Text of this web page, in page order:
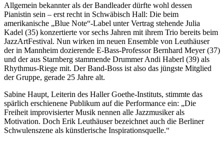
Allgemein bekannter als der Bandleader dürfte wohl dessen
Pianistin sein – erst recht in Schwäbisch Hall: Die beim
amerikanische „Blue Note“-Label unter Vertrag stehende Julia
Kadel (35) konzertierte vor sechs Jahren mit ihrem Trio bereits beim
JazzArtFestival. Nun wirken im neuen Ensemble von Leuthäuser
der in Mannheim dozierende E-Bass-Professor Bernhard Meyer (37)
und der aus Starnberg stammende Drummer Andi Haberl (39) als
Rhythmus-Riege mit. Der Band-Boss ist also das jüngste Mitglied
der Gruppe, gerade 25 Jahre alt.
Sabine Haupt, Leiterin des Haller Goethe-Instituts, stimmte das
spärlich erschienene Publikum auf die Performance ein: „Die
Freiheit improvisierter Musik nennen alle Jazzmusiker als
Motivation. Doch Erik Leuthäuser bezeichnet auch die Berliner
Schwulenszene als künstlerische Inspirationsquelle.“